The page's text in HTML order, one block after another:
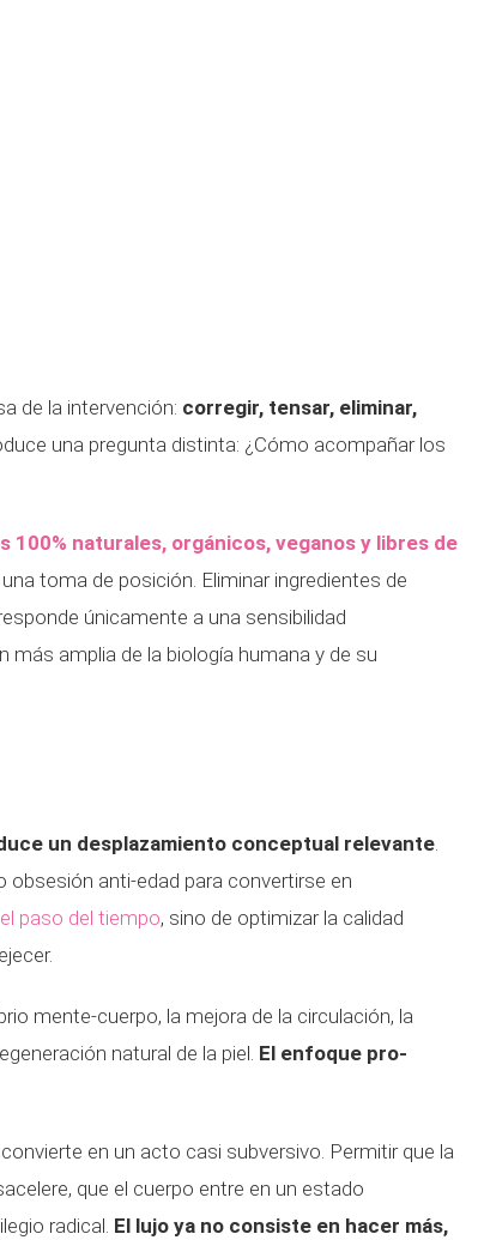
de la intervención: corregir, tensar, eliminar,
una pregunta distinta: ¿Cómo acompañar los
100% naturales, orgánicos, veganos y libres de
toma de posición. Eliminar ingredientes de
únicamente a una sensibilidad
más amplia de la biología humana y de su
un desplazamiento conceptual relevante.
obsesión anti-edad para convertirse en
paso del tiempo, sino de optimizar la calidad
mente-cuerpo, la mejora de la circulación, la
natural de la piel. El enfoque pro-
en un acto casi subversivo. Permitir que la
que el cuerpo entre en un estado
radical. El lujo ya no consiste en hacer más,